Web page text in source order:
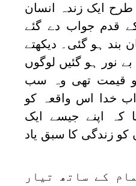
طرح ایک زندہ انسان
قدم جواب دے گئے
بند ہو گئی۔ دیکھتے
نور ہو گئیں لوگوں
قیمت تھی وہ سب
خدا اس واقعہ کو
کہ اپنے جیسے ایک
کو زندگی کا سبق یاد
کے ساتھ تیار